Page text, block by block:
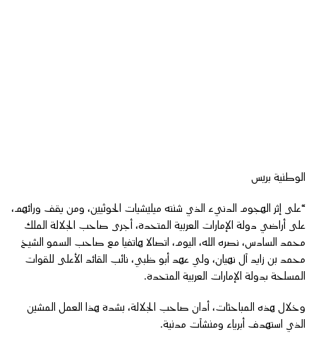
الوطنية بريس
“على إثر الهجوم الدنيء الذي شنته ميليشيات الحوثيين، ومن يقف ورائهم،
على أراضي دولة الإمارات العربية المتحدة، أجرى صاحب الجلالة الملك
محمد السادس، نصره الله، اليوم، اتصالا هاتفيا مع صاحب السمو الشيخ
محمد بن زايد آل نهيان، ولي عهد أبو ظبي، نائب القائد الأعلى للقوات
المسلحة بدولة الإمارات العربية المتحدة.
وخلال هذه المباحثات، أدان صاحب الجلالة، بشدة هذا العمل المشين
الذي استهدف أبرياء ومنشآت مدنية.